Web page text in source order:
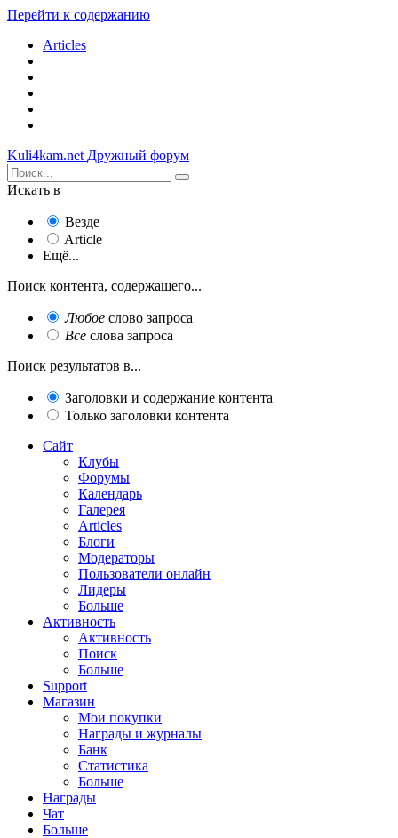
Перейти к содержанию
Articles
Kuli4kam.net Дружный форум
Искать в
Везде
Article
Ещё...
Поиск контента, содержащего...
Любое слово запроса
Все слова запроса
Поиск результатов в...
Заголовки и содержание контента
Только заголовки контента
Сайт
Клубы
Форумы
Календарь
Галерея
Articles
Блоги
Модераторы
Пользователи онлайн
Лидеры
Больше
Активность
Активность
Поиск
Больше
Support
Магазин
Мои покупки
Награды и журналы
Банк
Статистика
Больше
Награды
Чат
Больше